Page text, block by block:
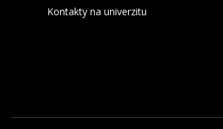
Kontakty na univerzitu